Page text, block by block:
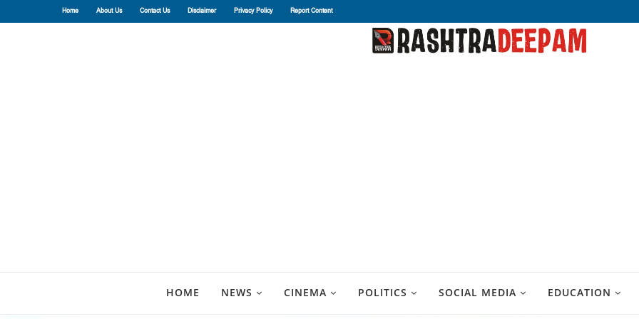
Home About Us Contact Us Disclaimer Privacy Policy Report Content
HOME NEWS CINEMA POLITICS SOCIAL MEDIA EDUCATION